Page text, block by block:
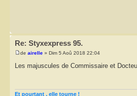
Re: Styxexpress 95.
de airelle » Dim 5 Aoû 2018 22:04
Les majuscules de Commissaire et
Et pourtant , elle tourne !